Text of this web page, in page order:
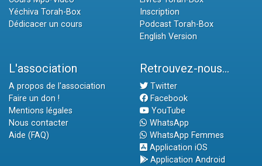
Yéchiva Torah-Box
Dédicacer un cours
Inscription
Podcast Torah-Box
English Version
L'association
A propos de l'association
Faire un don !
Mentions légales
Nous contacter
Aide (FAQ)
Retrouvez-nous...
Twitter
Facebook
YouTube
WhatsApp
WhatsApp Femmes
Application iOS
Application Android